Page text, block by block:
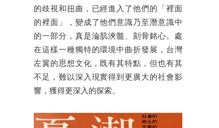
的歧視和扭曲，已經進入了他們的「裡面
的裡面」，變成了他們意識乃至潛意識中
的一部分，真是淪肌浹髓、刻骨銘心。處
在這樣一種獨特的環境中曲折發展，台灣
左翼的思想文化，既有其特點，但也有其
不足，難以深入現實得到更廣大的社會影
響，獲得更深入的探索。